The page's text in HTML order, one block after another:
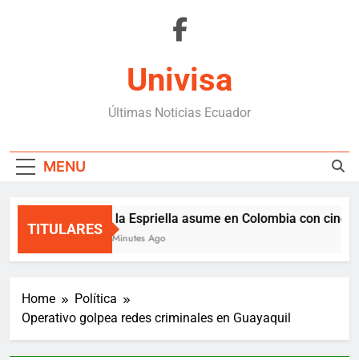
Univisa
Últimas Noticias Ecuador
MENU
TITULARES
De la Espriella asume en Colombia con cinco
20 Minutes Ago
Home
Política
Operativo golpea redes criminales en Guayaquil